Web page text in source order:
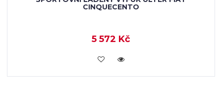
CINQUECENTO
5 572 Kč
KOUPIT